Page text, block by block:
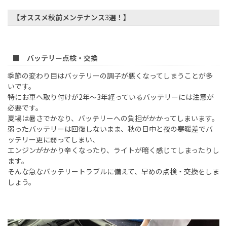
【オススメ秋前メンテナンス3選！】
■ バッテリー点検・交換
季節の変わり目はバッテリーの調子が悪くなってしまうことが多
いです。
特にお車へ取り付けが2年～3年経っているバッテリーには注意が
必要です。
夏場は暑さでかなり、バッテリーへの負担がかかってしまいます。
弱ったバッテリーは回復しないまま、秋の日中と夜の寒暖差でバ
ッテリー更に弱ってしまい、
エンジンがかかり辛くなったり、ライトが暗く感じてしまったりし
ます。
そんな急なバッテリートラブルに備えて、早めの点検・交換をしま
しょう。